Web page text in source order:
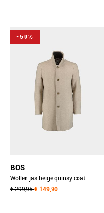
-50%
BOS
Wollen jas beige quinsy coat
25301qu52bo/820 sand
€ 299,95€ 149,90